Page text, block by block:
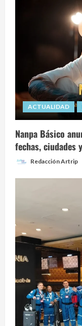
ACTUALIDAD
Nanpa Básico
fechas, ciudades
Redacción Artrip